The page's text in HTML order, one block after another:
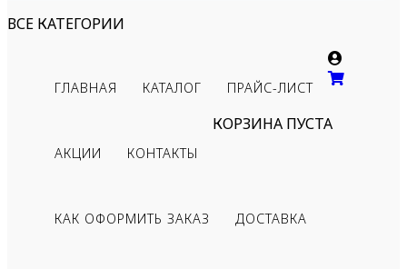
ВСЕ КАТЕГОРИИ
ГЛАВНАЯ КАТАЛОГ ПРАЙС-ЛИСТ
АКЦИИ КОНТАКТЫ
КАК ОФОРМИТЬ ЗАКАЗ ДОСТАВКА
КОРЗИНА ПУСТА